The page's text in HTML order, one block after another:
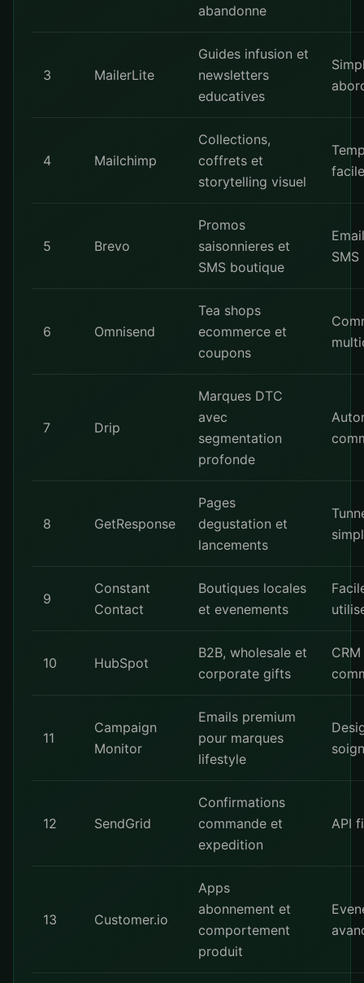
abandonne
3 MailerLite
Guides infusion et
newsletters
educatives
4 Mailchimp
Collections,
coffrets et
storytelling visuel
5 Brevo
Promos
saisonnieres et
SMS boutique
SMS
6 Omnisend
Tea shops
ecommerce et
coupons
7 Drip
Marques DTC
avec
segmentation
profonde
8 GetResponse
Pages
degustation et
lancements
9
Constant
Contact
Boutiques locales
et evenements
10 HubSpot
B2B, wholesale et
corporate gifts
CRM
11
Campaign
Monitor
Emails premium
pour marques
lifestyle
12 SendGrid
Confirmations
commande et
expedition
API
13 Customer.io
Apps
abonnement et
comportement
produit